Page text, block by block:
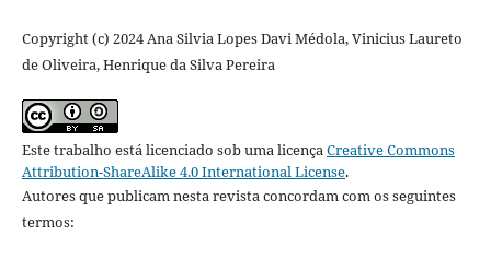
Copyright (c) 2024 Ana Silvia Lopes Davi Médola, Vinicius Laureto
de Oliveira, Henrique da Silva Pereira
Este trabalho está licenciado sob uma licençaCreative Commons
Attribution-ShareAlike 4.0 International License.
Autores que publicam nesta revista concordam com os seguintes
termos: